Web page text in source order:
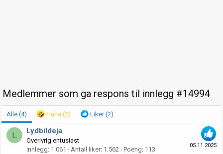
Medlemmer som ga respons til innlegg #14994
Alle (4) Haha (2) Liker(2)
L
05.11.2025
Lydbildeja
Overivrig entusiast
Innlegg 1.061 Antall liker 1.562 Poeng 113